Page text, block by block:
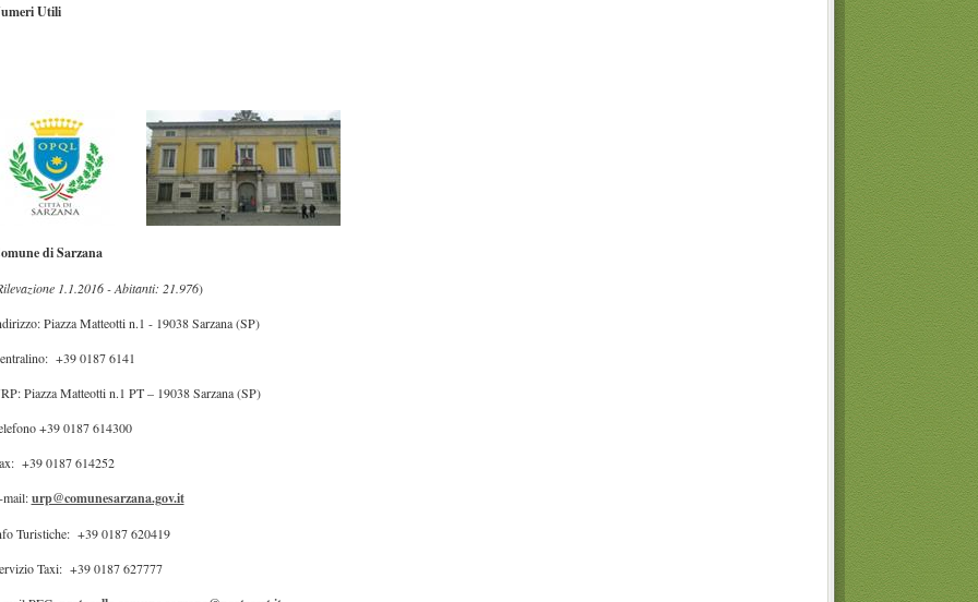
Utili
di Sarzana
1.1.2016 - Abitanti: 21.976)
Piazza Matteotti n.1 - 19038 Sarzana (SP)
+39 0187 6141
Piazza Matteotti n.1 PT – 19038 Sarzana (SP)
+39 0187 614300
+39 0187 614252
mail:urp@comunesarzana.gov.it
Turistiche: +39 0187 620419
Taxi: +39 0187 627777